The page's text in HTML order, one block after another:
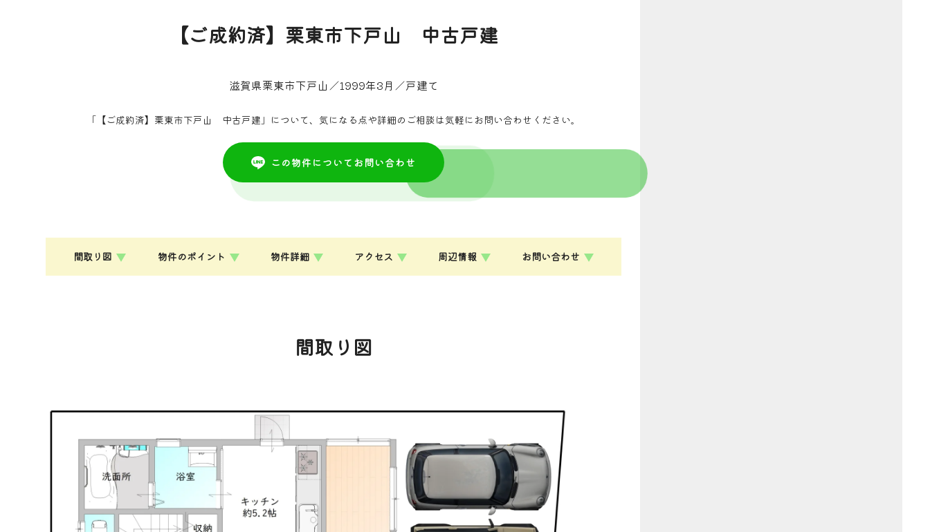
【ご成約済】栗東市下戸山 中古戸建
滋賀県栗東市下戸山／1999年3月／戸建て
「【ご成約済】栗東市下戸山 中古戸建」について、気になる点や詳細のご相談は気軽にお問い合わせください。
この物件についてお問い合わせ
間取り図 物件のポイント 物件詳細 アクセス 周辺情報 お問い合わせ
間取り図